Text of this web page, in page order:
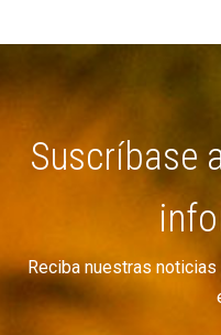
Suscríbase
Reciba nuestras